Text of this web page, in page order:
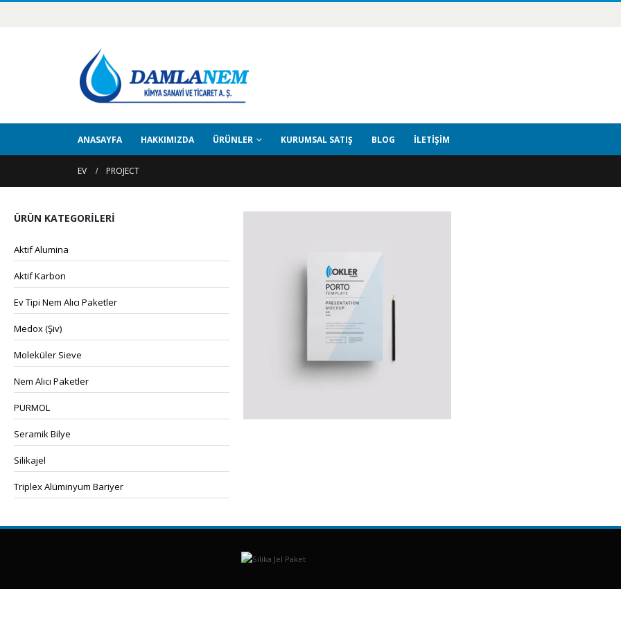
ANASAYFA HAKKIMIZDA ÜRÜNLER KURUMSAL SATIŞ BLOG İLETIŞIM
EV PROJECT
ÜRÜN KATEGORILERI
Aktif Alumina
Aktif Karbon
Ev Tipi Nem Alıcı Paketler
Medox (Şiv)
Moleküler Sieve
Nem Alıcı Paketler
PURMOL
Seramik Bilye
Silikajel
Triplex Alüminyum Bariyer